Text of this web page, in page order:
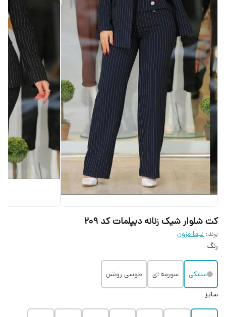
کت شلوار شیک زنانه دیپلمات کد 209
برند: نیما مزون
رنگ
مشکی سورمه ای
طوسی روشن
سایز